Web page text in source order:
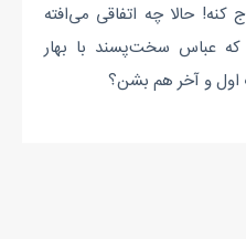
کنه! حالا چه اتفاقی می‌افته
که عباس سخت‌پسند با بهار
اول و آخر هم بشن؟